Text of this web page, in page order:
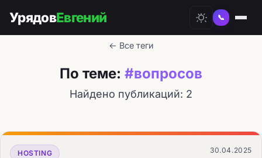
УрядовЕвгений 📞
← Все теги
По теме: #вопросов
Найдено публикаций: 2
HOSTING 30.04.2025